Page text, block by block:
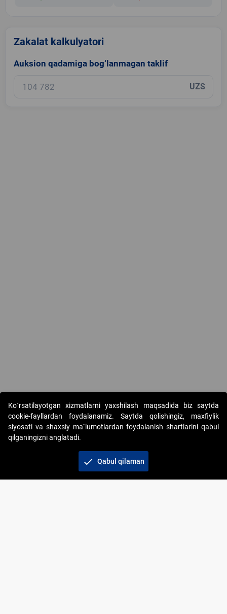
Zakalat kalkulyatori
Auksion qadamiga bog‘lanmagan taklif
UZS
Copyright © 2017-2026. "Elektron onlayn-auksionlarni
tashkil etish" AJ. Barcha huquqlar himoyalangan
Ko`rsatilayotgan xizmatlarni yaxshilash maqsadida biz saytda
cookie-fayllardan foydalanamiz. Saytda qolishingiz, maxfiylik
siyosati va shaxsiy ma`lumotlardan foydalanish shartlarini qabul
qilganingizni anglatadi.
check Qabul qilaman